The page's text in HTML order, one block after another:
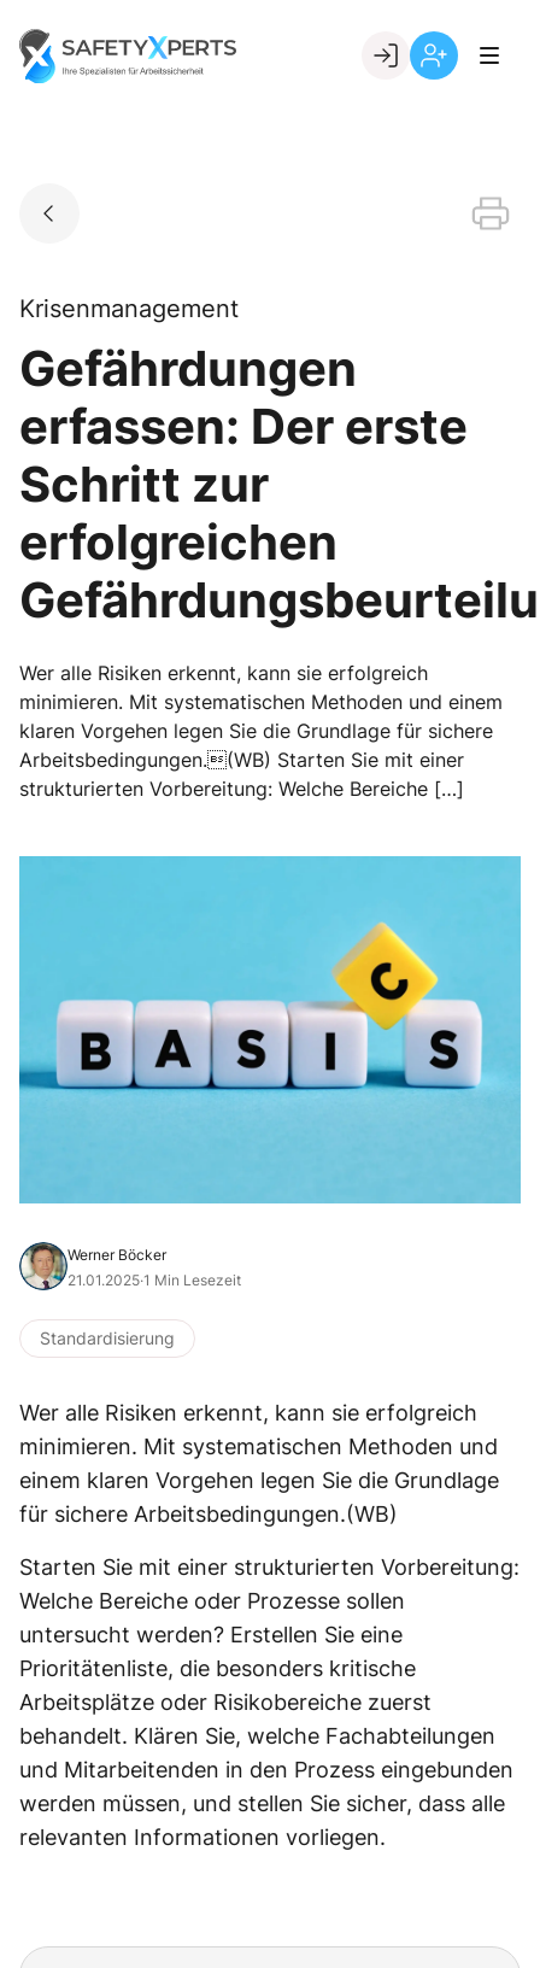
content
Go to landing page.
Krisenmanagement
Gefährdungen
erfassen: Der erste
Schritt zur
erfolgreichen
Wer alle Risiken erkennt, kann sie erfolgreich
minimieren. Mit systematischen Methoden und einem
klaren Vorgehen legen Sie die Grundlage für sichere
Arbeitsbedingungen.(WB) Starten Sie mit einer
strukturierten Vorbereitung: Welche Bereiche […]
Werner Böcker
21.01.2025·1 Min Lesezeit
Standardisierung
Wer alle Risiken erkennt, kann sie erfolgreich
minimieren. Mit systematischen Methoden und
einem klaren Vorgehen legen Sie die Grundlage
für sichere Arbeitsbedingungen.(WB)
Starten Sie mit einer strukturierten Vorbereitung:
Welche Bereiche oder Prozesse sollen
untersucht werden? Erstellen Sie eine
Prioritätenliste, die besonders kritische
Arbeitsplätze oder Risikobereiche zuerst
behandelt. Klären Sie, welche Fachabteilungen
und Mitarbeitenden in den Prozess eingebunden
werden müssen, und stellen Sie sicher, dass alle
relevanten Informationen vorliegen.